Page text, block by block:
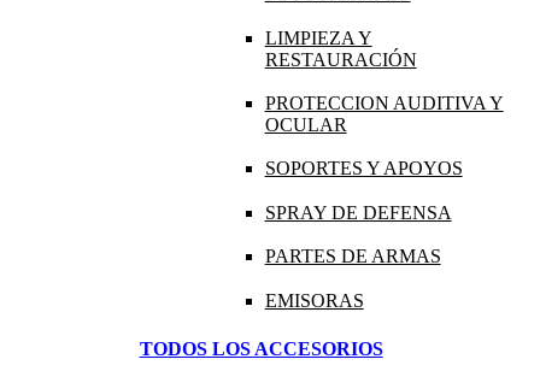
LIMPIEZA Y
RESTAURACIÓN
PROTECCION AUDITIVA Y
OCULAR
SOPORTES Y APOYOS
SPRAY DE DEFENSA
PARTES DE ARMAS
EMISORAS
TODOS LOS ACCESORIOS